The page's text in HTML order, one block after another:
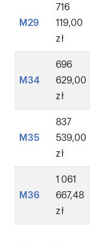
M29
716
119,00
zł
M34
696
629,00
zł
M35
837
539,00
zł
M36
1 061
667,48
zł